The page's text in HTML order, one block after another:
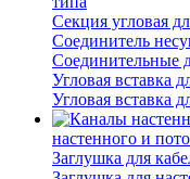
Секция угловая
Соединитель
Соединительные
Угловая вставка
Угловая вставка
настенного и
Заглушка для